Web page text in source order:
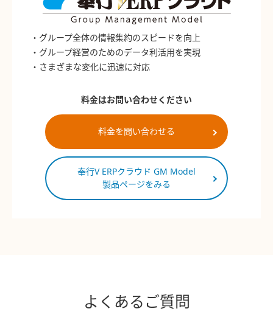
・グループ全体の情報集約のスピードを向上
・グループ経営のためのデータ利活用を実現
・さまざまな変化に迅速に対応
料金はお問い合わせください
料金を問い合わせる
奉行V ERPクラウド GM Model
製品ページをみる
よくあるご質問